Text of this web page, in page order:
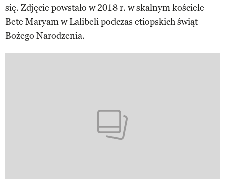
się. Zdjęcie powstało w 2018 r. w skalnym kościele
Bete Maryam w Lalibeli podczas etiopskich świąt
Bożego Narodzenia.